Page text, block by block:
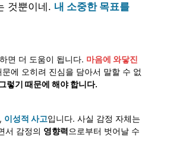
것뿐이네. 내 소중한 목표를
면 더 도움이 됩니다. 마음에 와닿진
에 오히려 진심을 담아서 말할 수 없
렇기 때문에 해야 합니다.
이성적 사고입니다. 사실 감정 자체는
서 감정의 영향력으로부터 벗어날 수